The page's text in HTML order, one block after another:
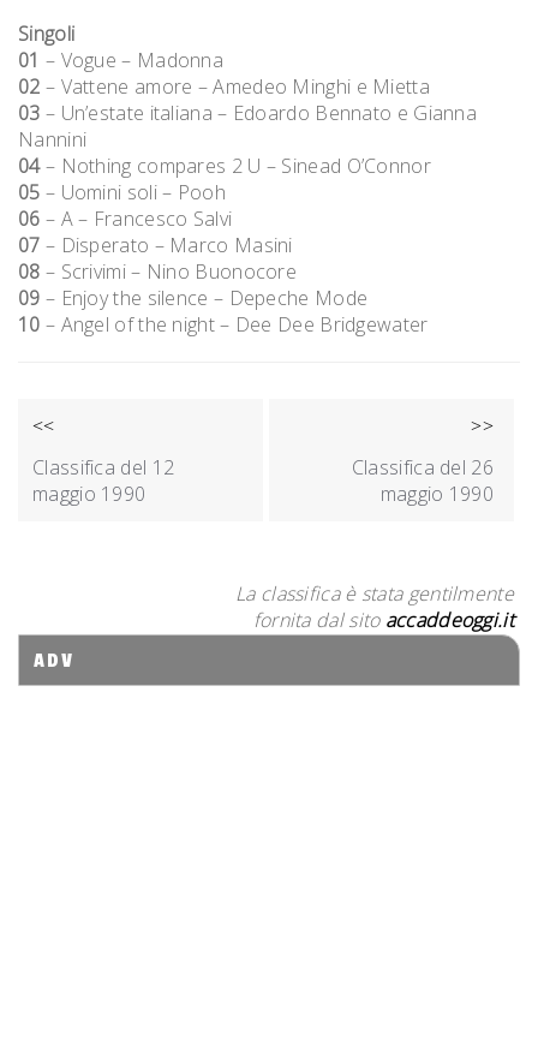
Singoli
01 – Vogue – Madonna
02 – Vattene amore – Amedeo Minghi e Mietta
03 – Un’estate italiana – Edoardo Bennato e Gianna
Nannini
04– Nothing compares 2 U – Sinead O’Connor
05 – Uomini soli – Pooh
06 – A – Francesco Salvi
07 – Disperato – Marco Masini
08 – Scrivimi – Nino Buonocore
09 – Enjoy the silence – Depeche Mode
10 – Angel of the night – Dee Dee Bridgewater
NAVIGAZIONE
ARTICOLI
<<
Classifica del 12
maggio 1990
>>
Classifica del 26
maggio 1990
La classifica è stata gentilmente
fornita dal sito accaddeoggi.it
ADV